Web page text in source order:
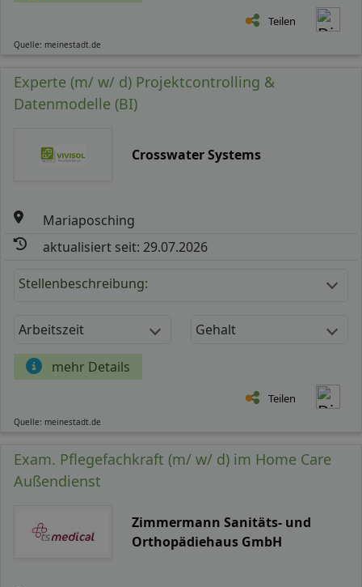
Teilen
Quelle: meinestadt.de
Experte (m/ w/ d) Projektcontrolling &
Datenmodelle (BI)
Crosswater Systems
Mariaposching
aktualisiert seit: 29.07.2026
Stellenbeschreibung:
Arbeitszeit Gehalt
mehr Details
Teilen
Quelle: meinestadt.de
Exam. Pflegefachkraft (m/ w/ d) im Home Care
Außendienst
Zimmermann Sanitäts- und
Orthopädiehaus GmbH